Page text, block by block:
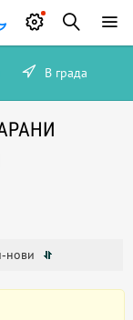
В града
нови